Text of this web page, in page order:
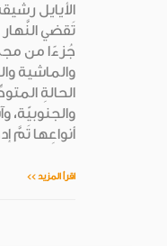
الأيايل
تَقضي
جُزءًا من
والماشية
الحالةِ
والجنوبيّة،
أنواعِها تَمَّ
اقرأ المزيد >>